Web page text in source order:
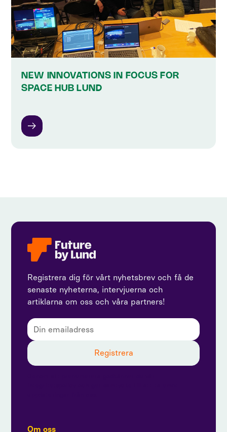
NEW INNOVATIONS IN FOCUS FOR
SPACE HUB LUND
Registrera dig för vårt nyhetsbrev och få de
senaste nyheterna, intervjuerna och
artiklarna om oss och våra partners!
Om oss